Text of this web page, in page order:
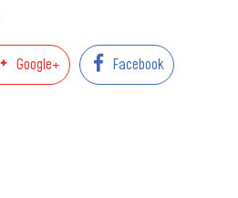
Google+ Facebook